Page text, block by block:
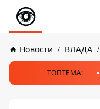
Новости ВЛАДА
ТОПТЕМА: